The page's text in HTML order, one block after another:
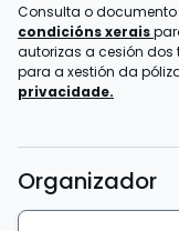
Consulta o
condicións xerais
autorizas a cesión dos
para a xestión da
privacidade.
Organizador